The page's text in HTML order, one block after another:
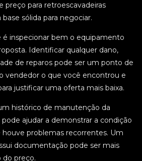
preço para retroescavadeiras
sólida para negociar.
inspecionar bem o equipamento
Identificar qualquer dano,
de reparos pode ser um ponto de
vendedor o que você encontrou e
justificar uma oferta mais baixa.
histórico de manutenção da
pode ajudar a demonstrar a condição
houve problemas recorrentes. Um
documentação pode ser mais
do preço.